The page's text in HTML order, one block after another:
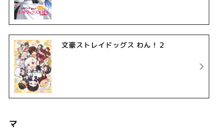
文豪ストレイドッグス わん！２
マ